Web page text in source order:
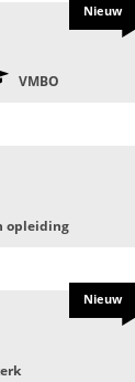
VMBO
Nieuw
opleiding
Nieuw